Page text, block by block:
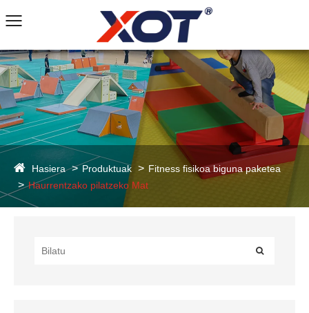
Hasiera Produktuak
Fitness fisikoa biguna paketea
Haurrentzako pilatzeko Mat